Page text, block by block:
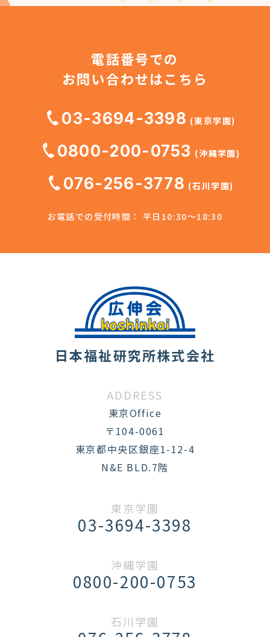
電話番号での
お問い合わせはこちら
03-3694-3398 (東京学園)
0800-200-0753 (沖縄学園)
076-256-3778 (石川学園)
お電話での受付時間： 平日10:30～18:30
日本福祉研究所株式会社
ADDRESS
東京Office
〒104-0061
東京都中央区銀座1-12-4
N&E BLD.7階
東京学園
03-3694-3398
沖縄学園
0800-200-0753
石川学園